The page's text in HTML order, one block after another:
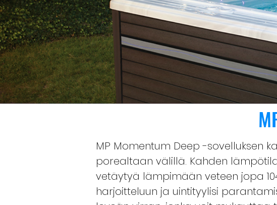
MP Momentum Deep -sovelluksen
porealtaan välillä. Kahden
vetäytyä lämpimään veteen jopa
harjoitteluun ja uintityylisi